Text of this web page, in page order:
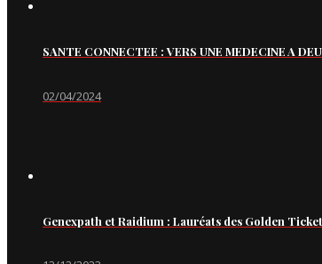
SANTE CONNECTEE : VERS UNE MEDECINE A
02/04/2024
Genexpath et Raidium : Lauréats des Golden